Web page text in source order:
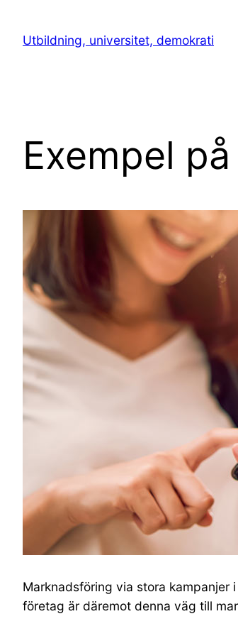
innehållUtbildning, universitet, demokrati
Exempel
Marknadsföring via stora
företag är däremot denna väg till